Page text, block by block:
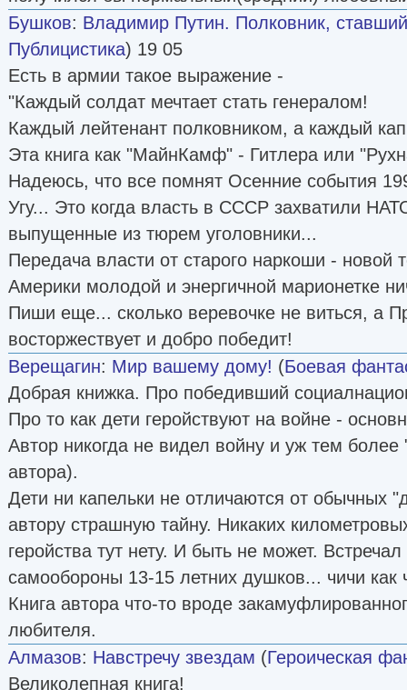
Бушков: Владимир Путин. Полковник,
Публицистика) 19 05
Есть в армии такое выражение -
"Каждый солдат мечтает стать генералом!
Каждый лейтенант полковником, а каждый
Эта книга как "МайнКамф" - Гитлера или
Надеюсь, что все помнят Осенние события
Угу... Это когда власть в СССР захватили
выпущенные из тюрем уголовники...
Передача власти от старого наркоши - новой
Америки молодой и энергичной марионетке
Пиши еще... сколько веревочке не виться, а
восторжествует и добро победит!
Верещагин: Мир вашему дому! (Боевая
Добрая книжка. Про победивший
Про то как дети геройствуют на войне -
Автор никогда не видел войну и уж тем
автора).
Дети ни капельки не отличаются от обычных
автору страшную тайну. Никаких
геройства тут нету. И быть не может.
самообороны 13-15 летних душков... чичи как
Книга автора что-то вроде
любителя.
Алмазов: Навстречу звездам (Героическая
Великолепная книга!